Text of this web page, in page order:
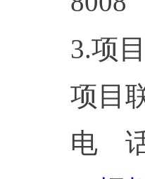
3.项
项目
电